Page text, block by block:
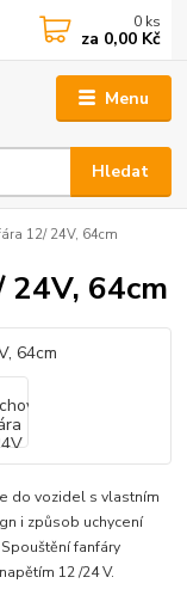
Menu
Hledat
0 ks
za 0,00 Kč
12/ 24V, 64cm
64cm
do vozidel s vlastním
i způsob uchycení
fanfáry
12 /24 V.